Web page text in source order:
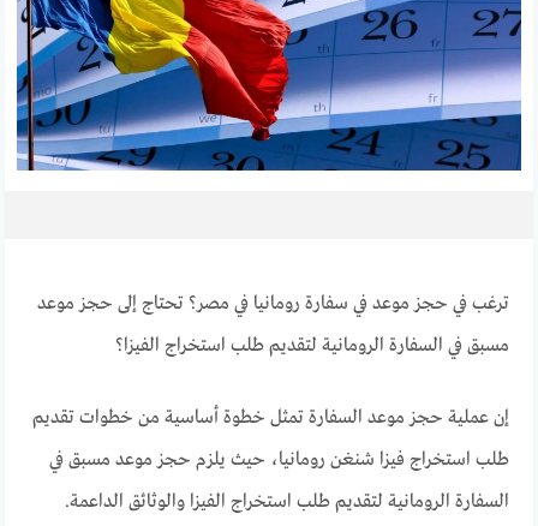
ترغب في حجز موعد في سفارة رومانيا في مصر؟ تحتاج إلى حجز موعد
مسبق في السفارة الرومانية لتقديم طلب استخراج الفيزا؟
إن عملية حجز موعد السفارة تمثل خطوة أساسية من خطوات تقديم
طلب استخراج فيزا شنغن رومانيا، حيث يلزم حجز موعد مسبق في
السفارة الرومانية لتقديم طلب استخراج الفيزا والوثائق الداعمة.